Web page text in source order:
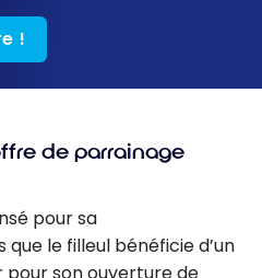
!
de parrainage
pour sa
le filleul bénéficie d’un